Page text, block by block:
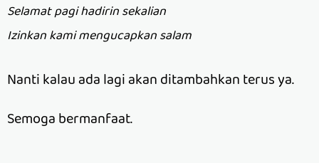
Selamat pagi hadirin sekalian
Izinkan kami mengucapkan salam
Nanti kalau ada lagi akan ditambahkan terus ya.
Semoga bermanfaat.